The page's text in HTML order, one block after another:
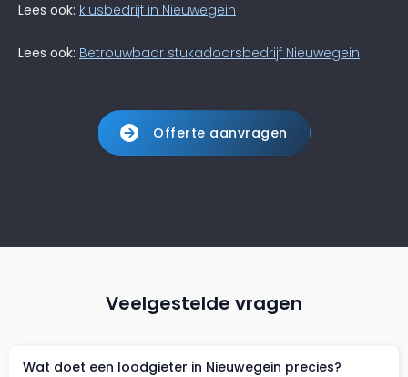
Lees ook: klusbedrijf in Nieuwegein
Lees ook: Betrouwbaar stukadoorsbedrijf Nieuwegein
Offerte aanvragen
Veelgestelde vragen
Wat doet een loodgieter in Nieuwegein precies?